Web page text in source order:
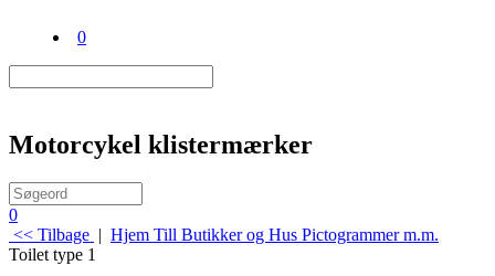
0
Motorcykel klistermærker
0
<< Tilbage | Hjem Till Butikker og Hus Pictogrammer m.m.
Toilet type 1